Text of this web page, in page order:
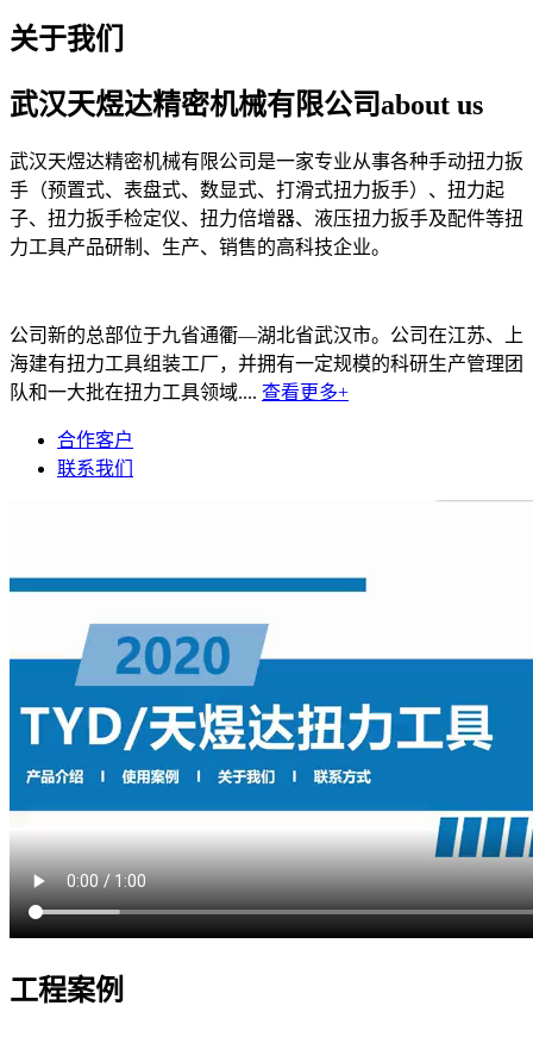
关于我们
武汉天煜达精密机械有限公司about us
武汉天煜达精密机械有限公司是一家专业从事各种手动扭力扳
手（预置式、表盘式、数显式、打滑式扭力扳手）、扭力起
子、扭力扳手检定仪、扭力倍增器、液压扭力扳手及配件等扭
力工具产品研制、生产、销售的高科技企业。
公司新的总部位于九省通衢—湖北省武汉市。公司在江苏、上
海建有扭力工具组装工厂，并拥有一定规模的科研生产管理团
队和一大批在扭力工具领域.... 查看更多+
合作客户
联系我们
工程案例